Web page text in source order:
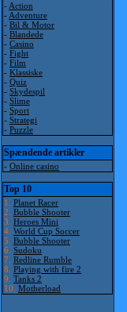
- Action
- Adventure
- Bil & Motor
- Blandede
- Casino
- Fight
- Film
- Klassiske
- Quiz
- Skydespil
- Slime
- Sport
- Strategi
- Puzzle
Spændende artikler
- Online casino
Top 10
1.
Planet Racer
2. Bubble Shooter
3. Heroes Mini
4. World Cup Soccer
5. Bubble Shooter
6. Sudoku
7. Redline Rumble
8. Playing with fire 2
9. Tanks 2
10. Motherload